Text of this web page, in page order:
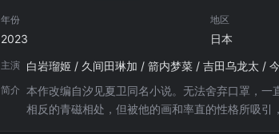
年份
2023
地区
日本
主演 白岩瑠姬 / 久间田琳加 / 箭内梦菜 / 吉田乌龙太 /
简介 本作改编自汐见夏卫同名小说。无法舍弃口罩，
相反的青磁相处，但被他的画和率直的性格所吸引